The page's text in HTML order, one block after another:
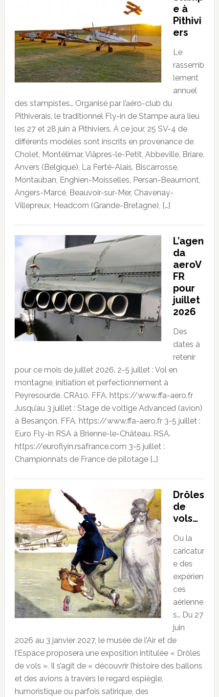
e à
Pithivi
ers
Le
rassemb
lement
annuel
des stampistes… Organisé par l’aéro-club du
Pithiverais, le traditionnel Fly-in de Stampe aura lieu
les 27 et 28 juin à Pithiviers. À ce jour, 25 SV-4 de
différents modèles sont inscrits en provenance de
Cholet, Montélimar, Viâpres-le-Petit, Abbeville, Briare,
Anvers (Belgique), La Ferté-Alais, Biscarrosse,
Montauban, Enghien-Moisselles, Persan-Beaumont,
Angers-Marcé, Beauvoir-sur-Mer, Chavenay-
Villepreux, Headcorn (Grande-Bretagne), […]
L’agen
da
aeroV
FR
pour
juillet
2026
Des
dates à
retenir
pour ce mois de juillet 2026. 2-5 juillet : Vol en
montagne, initiation et perfectionnement à
Peyresourde. CRA10. FFA. https://www.ffa-aero.fr
Jusqu’au 3 juillet : Stage de voltige Advanced (avion)
à Besançon. FFA. https://www.ffa-aero.fr 3-5 juillet :
Euro Fly-in RSA à Brienne-le-Château. RSA.
https://euroflyin.rsafrance.com 3-5 juillet :
Championnats de France de pilotage […]
Drôles
de
vols…
Ou la
caricatur
e des
expérien
ces
aérienne
s… Du 27
juin
2026 au 3 janvier 2027, le musée de l’Air et de
l’Espace proposera une exposition intitulée « Drôles
de vols ». Il s’agit de « découvrir l’histoire des ballons
et des avions à travers le regard espiègle,
humoristique ou parfois satirique, des